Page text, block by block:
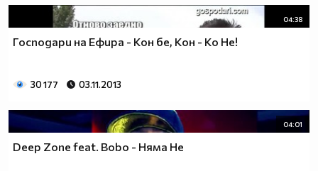
04:38
Господари на Ефира - Кон бе, Кон - Ко Не!
30 177 03.11.2013
04:01
Deep Zone feat. Bobo - Няма Не